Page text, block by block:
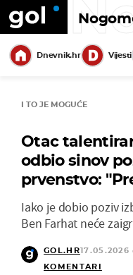
Dnevnik.hr Vijesti
I TO JE MOGUĆE
Otac
odbio sinov
prvenstvo:
Iako je dobio poziv
Ben Farhat neće
GOL.HR17.05.2026
KOMENTARI